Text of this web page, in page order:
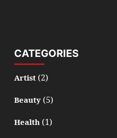
CATEGORIES
Artist(2)
Beauty(5)
Health(1)